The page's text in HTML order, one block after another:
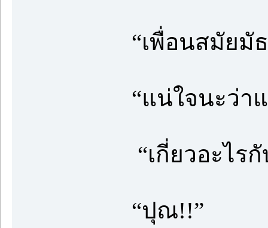
“เพื่อนสมัยมั
“แน่ใจนะว่า
“เกี่ยวอะไ
“ปุณ!!”